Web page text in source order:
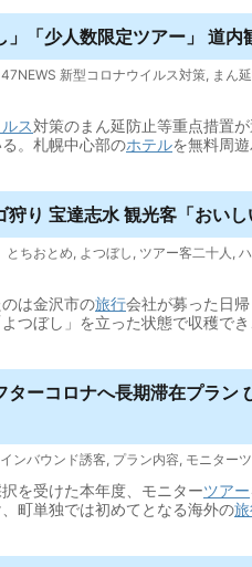
」「少人数限定ツアー 」 道
47NEWS 新型コロナウイルス対策, まん
ス対策のまん延防止等重点措置
。札幌中心部のホテルを無料周
狩り 宝達志水 観光客「おい
とちおとめ, よつぼし , ツアー客二十人 ,
は金沢市の旅行会社が募った日帰
つぼし」を立った状態で収穫で
ターコロナへ長期滞在プラ
インバウンド誘客, プラン内容, モニター
を受けた本年度、モニターツアー
町単独では初めてとなる海外の